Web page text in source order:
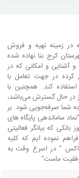
در زمینه تهیه و فروش
کرج بنا نهاده شده
آشنایی و امکانی که در
در جهت تعامل با
کند. همچنین با
در حال گسترش می‌باشد،
شما صرفه‌جویی شود. بر
ساماندهی پایگاه های
که بیانگر فعالیتی
نموده ایم که کلیه
" در اسرع وقت به
ماست"